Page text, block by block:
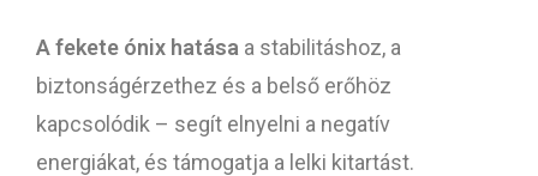
A fekete ónix hatása a stabilitáshoz, a
biztonságérzethez és a belső erőhöz
kapcsolódik – segít elnyelni a negatív
energiákat, és támogatja a lelki kitartást.